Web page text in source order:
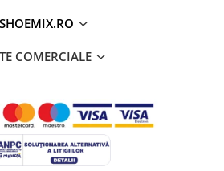
SHOEMIX.RO
COMERCIALE